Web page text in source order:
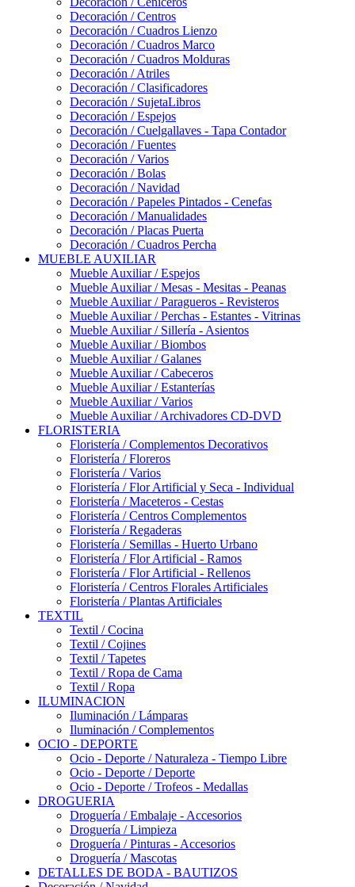
Decoración / Centros
Decoración / Cuadros Lienzo
Decoración / Cuadros Marco
Decoración / Cuadros Molduras
Decoración / Atriles
Decoración / Clasificadores
Decoración / SujetaLibros
Decoración / Espejos
Decoración / Cuelgallaves - Tapa Contador
Decoración / Fuentes
Decoración / Varios
Decoración / Bolas
Decoración / Navidad
Decoración / Papeles Pintados - Cenefas
Decoración / Manualidades
Decoración / Placas Puerta
Decoración / Cuadros Percha
MUEBLE AUXILIAR
Mueble Auxiliar / Espejos
Mueble Auxiliar / Mesas - Mesitas - Peanas
Mueble Auxiliar / Paragueros - Revisteros
Mueble Auxiliar / Perchas - Estantes - Vitrinas
Mueble Auxiliar / Sillería - Asientos
Mueble Auxiliar / Biombos
Mueble Auxiliar / Galanes
Mueble Auxiliar / Cabeceros
Mueble Auxiliar / Estanterías
Mueble Auxiliar / Varios
Mueble Auxiliar / Archivadores CD-DVD
FLORISTERIA
Floristería / Complementos Decorativos
Floristería / Floreros
Floristería / Varios
Floristería / Flor Artificial y Seca - Individual
Floristería / Maceteros - Cestas
Floristería / Centros Complementos
Floristería / Regaderas
Floristería / Semillas - Huerto Urbano
Floristería / Flor Artificial - Ramos
Floristería / Flor Artificial - Rellenos
Floristería / Centros Florales Artificiales
Floristería / Plantas Artificiales
TEXTIL
Textil / Cocina
Textil / Cojines
Textil / Tapetes
Textil / Ropa de Cama
Textil / Ropa
ILUMINACION
Iluminación / Lámparas
Iluminación / Complementos
OCIO - DEPORTE
Ocio - Deporte / Naturaleza - Tiempo Libre
Ocio - Deporte / Deporte
Ocio - Deporte / Trofeos - Medallas
DROGUERIA
Droguería / Embalaje - Accesorios
Droguería / Limpieza
Droguería / Pinturas - Accesorios
Droguería / Mascotas
DETALLES DE BODA - BAUTIZOS